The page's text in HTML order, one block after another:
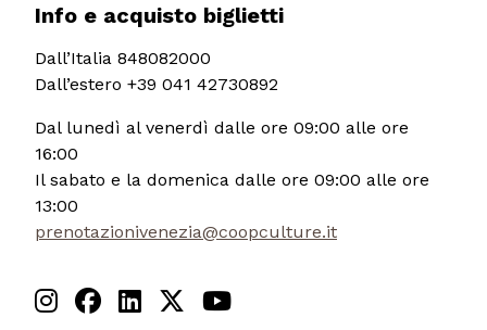
Info e acquisto biglietti
Dall’Italia 848082000
Dall’estero +39 041 42730892
Dal lunedì al venerdì dalle ore 09:00 alle ore
16:00
Il sabato e la domenica dalle ore 09:00 alle ore
13:00
prenotazionivenezia@coopculture.it